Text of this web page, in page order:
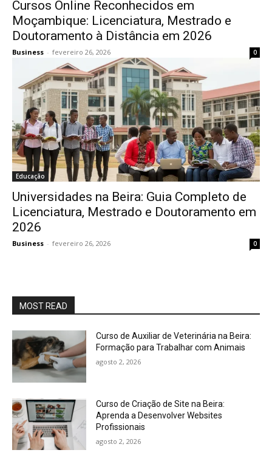
Cursos Online Reconhecidos em
Moçambique: Licenciatura, Mestrado e
Doutoramento à Distância em 2026
Business - fevereiro 26, 2026 0
Educação
Universidades na Beira: Guia Completo de
Licenciatura, Mestrado e Doutoramento em
2026
Business - fevereiro 26, 2026 0
MOST READ
Curso de Auxiliar de Veterinária na Beira:
Formação para Trabalhar com Animais
agosto 2, 2026
Curso de Criação de Site na Beira:
Aprenda a Desenvolver Websites
Profissionais
agosto 2, 2026